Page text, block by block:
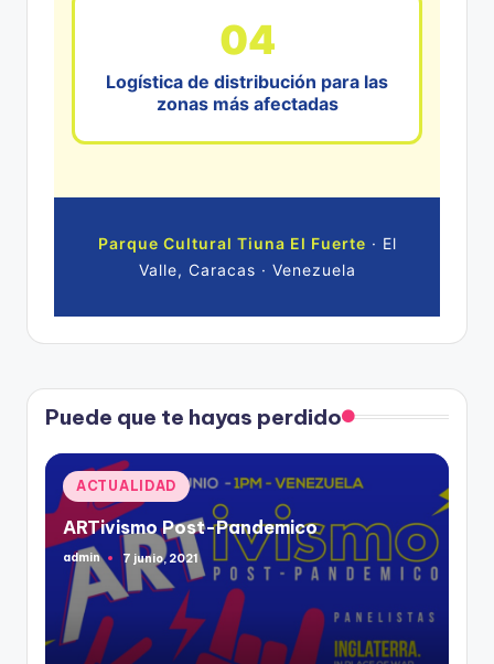
04
Logística de distribución para las
zonas más afectadas
Parque Cultural Tiuna El Fuerte · El
Valle, Caracas · Venezuela
Puede que te hayas perdido
Publicado
en
ACTUALIDAD
ARTivismo Post-Pandemico
Publicado
por
admin 7 junio, 2021